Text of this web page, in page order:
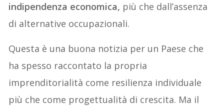
indipendenza economica, più che dall’assenza
di alternative occupazionali.
Questa è una buona notizia per un Paese che
ha spesso raccontato la propria
imprenditorialità come resilienza individuale
più che come progettualità di crescita. Ma il